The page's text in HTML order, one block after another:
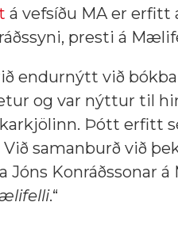
á vefsíðu MA er erfitt
presti á
endurnýtt við
og var nýttur til
Þótt erfitt
Við samanburð við
Jóns Konráðssonar
.“